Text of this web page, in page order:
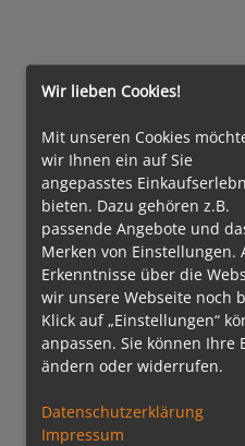
Auszeichnungen
Verbände
Wir lieben Cookies!
Mit unseren Cookies
wir Ihnen ein auf Sie
angepasstes
bieten. Dazu gehören z.B.
passende Angebote und
Merken von
Erkenntnisse über die
wir unsere Webseite noch
Klick auf „Einstellungen“
anpassen. Sie können
ändern oder widerrufen.
Datenschutzerklärung
Impressum